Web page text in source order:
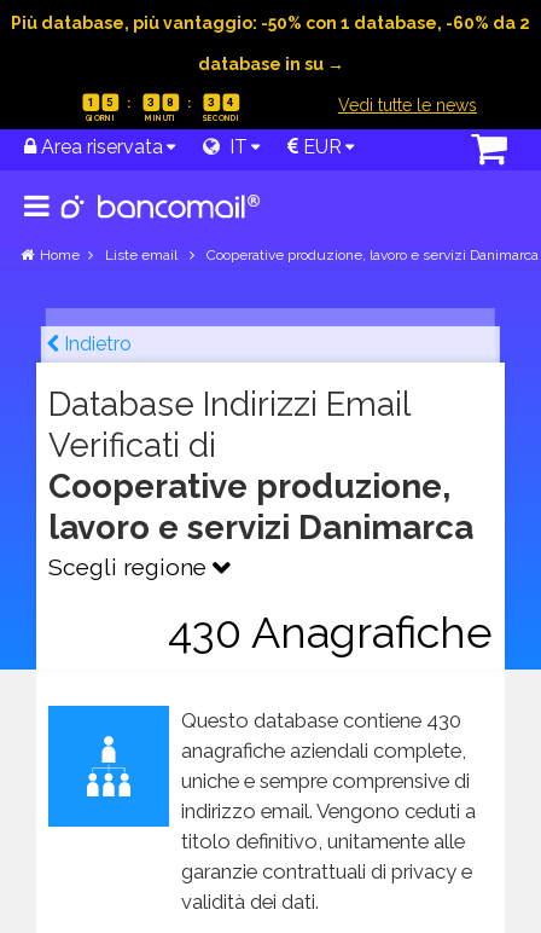
Più database, più vantaggio: -50% con 1 database, -60% da 2
database in su →
1 5 3 8 3 3 Vedi tutte le news
Area riservata IT EUR
Home Liste email Cooperative produzione, lavoro e servizi Danimarca
Indietro
Database Indirizzi Email
Verificati di
Cooperative produzione,
lavoro e servizi Danimarca
Scegli regione
430 Anagrafiche
Questo database contiene 430
anagrafiche aziendali complete,
uniche e sempre comprensive di
indirizzo email. Vengono ceduti a
titolo definitivo, unitamente alle
garanzie contrattuali di privacy e
validità dei dati.